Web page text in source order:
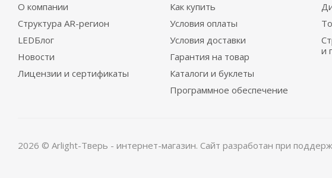
О компании
Структура AR-регион
LEDБлог
Новости
Лицензии и сертификаты
Как купить
Условия оплаты
Условия доставки
Гарантия на товар
Каталоги и буклеты
Программное обеспечение
и
2026 © Arlight-Тверь - интернет-магазин. Сайт разработан при